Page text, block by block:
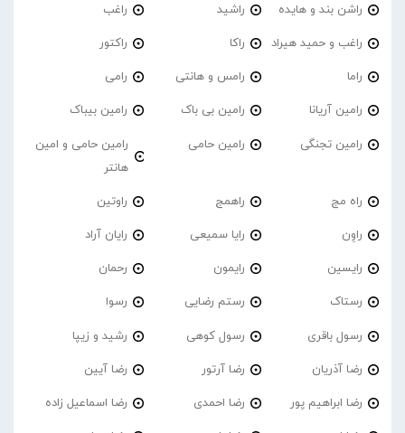
راشن بند و هایده راشید راغب
راغب و حمید هیراد راکا راکتور
راما رامس و هانتی رامی
رامین آریانا رامین بی باک رامین بیباک
رامین تجنگی رامین حامی
رامین حامی و امین
هانتر
راه مج راهمج راوتین
راوِن رایا سمیعی رایان آراد
رایسین رایمون رحمان
رستاک رستم رضایی رسوا
رسول باقری رسول کوهی رشید و زیپا
رضا آذریان رضا آرتور رضا آیین
رضا ابراهیم پور رضا احمدی رضا اسماعیل زاده